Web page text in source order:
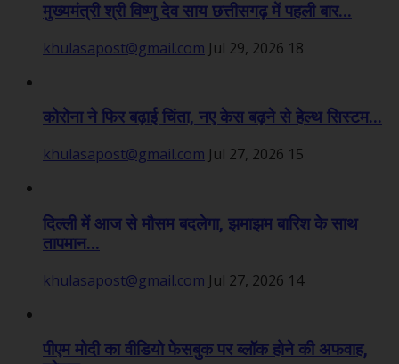
मुख्यमंत्री श्री विष्णु देव साय छत्तीसगढ़ में पहली बार...
khulasapost@gmail.com Jul 29, 2026 18
कोरोना ने फिर बढ़ाई चिंता, नए केस बढ़ने से हेल्थ सिस्टम...
khulasapost@gmail.com Jul 27, 2026 15
दिल्ली में आज से मौसम बदलेगा, झमाझम बारिश के साथ
तापमान...
khulasapost@gmail.com Jul 27, 2026 14
पीएम मोदी का वीडियो फेसबुक पर ब्लॉक होने की अफवाह,